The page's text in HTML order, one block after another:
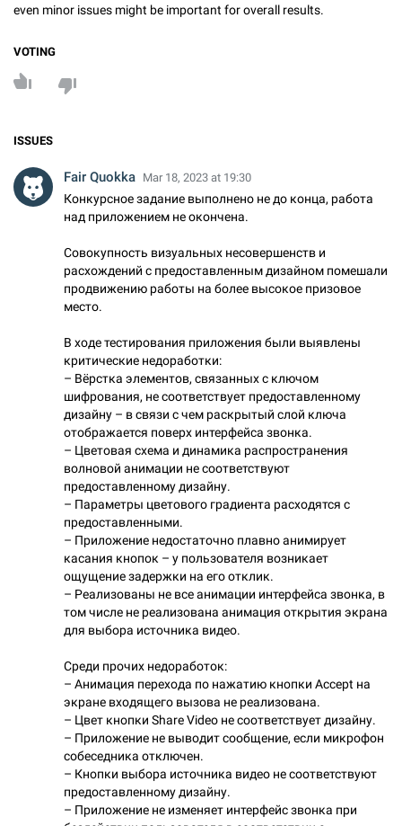
even minor issues might be important for overall results.
VOTING
ISSUES
Fair Quokka Mar 18, 2023 at 19:30
Конкурсное задание выполнено не до конца, работа
над приложением не окончена.
Совокупность визуальных несовершенств и
расхождений с предоставленным дизайном помешали
продвижению работы на более высокое призовое
место.
В ходе тестирования приложения были выявлены
критические недоработки:
– Вёрстка элементов, связанных с ключом
шифрования, не соответствует предоставленному
дизайну – в связи с чем раскрытый слой ключа
отображается поверх интерфейса звонка.
– Цветовая схема и динамика распространения
волновой анимации не соответствуют
предоставленному дизайну.
– Параметры цветового градиента расходятся с
предоставленными.
– Приложение недостаточно плавно анимирует
касания кнопок – у пользователя возникает
ощущение задержки на его отклик.
– Реализованы не все анимации интерфейса звонка, в
том числе не реализована анимация открытия экрана
для выбора источника видео.
Среди прочих недоработок:
– Анимация перехода по нажатию кнопки Accept на
экране входящего вызова не реализована.
– Цвет кнопки Share Video не соответствует дизайну.
– Приложение не выводит сообщение, если микрофон
собеседника отключен.
– Кнопки выбора источника видео не соответствуют
предоставленному дизайну.
– Приложение не изменяет интерфейс звонка при